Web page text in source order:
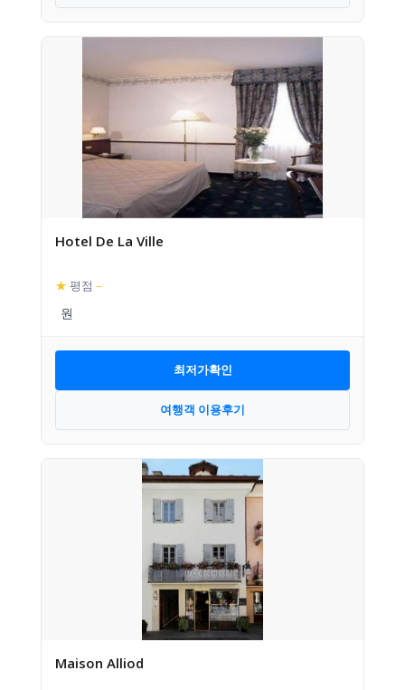
Hotel De La Ville
★ 평점 –
최저가확인
여행객 이용후기
Maison Alliod